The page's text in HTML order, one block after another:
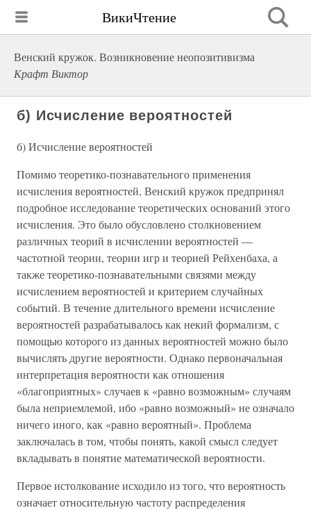
ВикиЧтение
Венский кружок. Возникновение неопозитивизма
Крафт Виктор
б) Исчисление вероятностей
б) Исчисление вероятностей
Помимо теоретико-познавательного применения
исчисления вероятностей, Венский кружок предпринял
подробное исследование теоретических оснований этого
исчисления. Это было обусловлено столкновением
различных теорий в исчислении вероятностей —
частотной теории, теории игр и теорией Рейхенбаха, а
также теоретико-познавательными связями между
исчислением вероятностей и критерием случайных
событий. В течение длительного времени исчисление
вероятностей разрабатывалось как некий формализм, с
помощью которого из данных вероятностей можно было
вычислять другие вероятности. Однако первоначальная
интерпретация вероятности как отношения
«благоприятных» случаев к «равно возможным» случаям
была неприемлемой, ибо «равно возможный» не означало
ничего иного, как «равно вероятный». Проблема
заключалась в том, чтобы понять, какой смысл следует
вкладывать в понятие математической вероятности.
Первое истолкование исходило из того, что вероятность
означает относительную частоту распределения